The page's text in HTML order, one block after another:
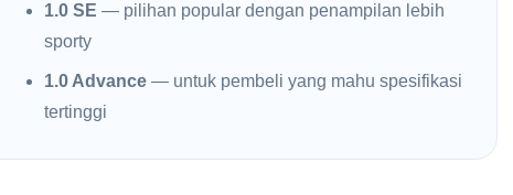
1.0 SE — pilihan popular dengan penampilan lebih
sporty
1.0 Advance— untuk pembeli yang mahu spesifikasi
tertinggi